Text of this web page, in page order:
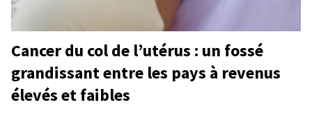
Cancer du col de l’utérus : un fossé
grandissant entre les pays à revenus
élevés et faibles